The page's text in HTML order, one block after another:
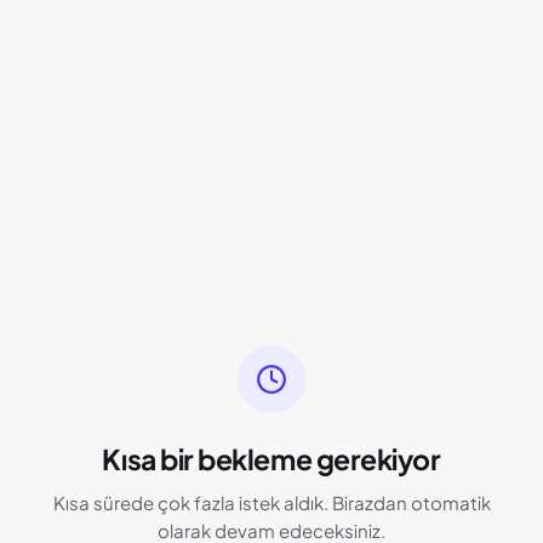
Kısa bir bekleme gerekiyor
Kısa sürede çok fazla istek aldık. Birazdan otomatik
olarak devam edeceksiniz.